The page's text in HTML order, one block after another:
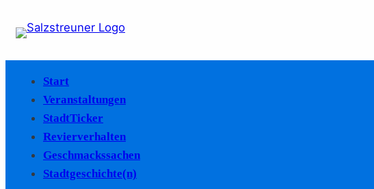
Start
Veranstaltungen
StadtTicker
Revierverhalten
Geschmackssachen
Stadtgeschichte(n)